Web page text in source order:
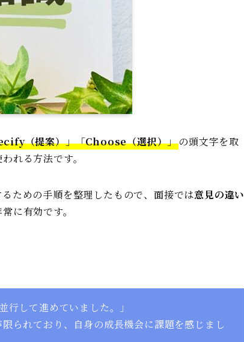
（提案）」「Choose（選択）」の頭文字を取
れる方法です。
ための手順を整理したもので、面接では意見の違い
に有効です。
行して進めていました。」
られており、自身の成長機会に課題を感じまし